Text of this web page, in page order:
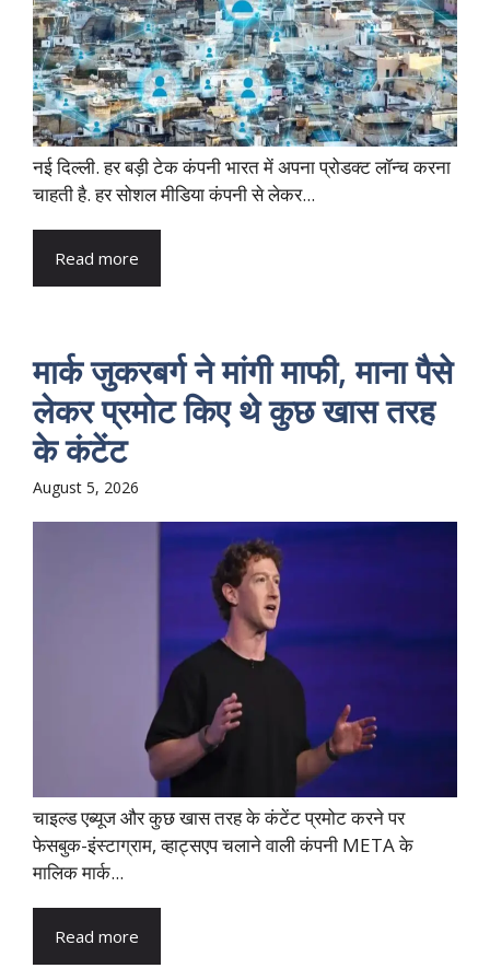
नई दिल्ली. हर बड़ी टेक कंपनी भारत में अपना प्रोडक्ट लॉन्च करना
चाहती है. हर सोशल मीडिया कंपनी से लेकर...
Read more
मार्क जुकरबर्ग ने मांगी माफी, माना पैसे
लेकर प्रमोट क‍िए थे कुछ खास तरह
के कंटेंट
August 5, 2026
चाइल्‍ड एब्‍यूज और कुछ खास तरह के कंटेंट प्रमोट करने पर
फेसबुक-इंस्‍टाग्राम, व्‍हाट्सएप चलाने वाली कंपनी META के
माल‍िक मार्क...
Read more